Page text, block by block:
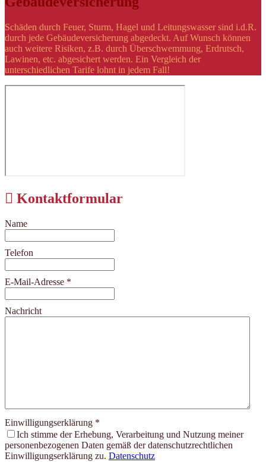
Schäden durch Feuer, Sturm, Hagel und Leitungswasser sind i.d.R.
durch jede Gebäudeversicherung abgedeckt. Auf Wunsch können
auch weitere Risiken, z.B. durch Überschwemmung, Erdrutsch,
Lawinen, etc. abgesichert werden. Ein Vergleich der
unterschiedlichen Tarife lohnt in jedem Fall!
Kontaktformular
Name
Telefon
E-Mail-Adresse *
Nachricht
Einwilligungserklärung *
Ich stimme der Erhebung, Verarbeitung und Nutzung meiner
personenbezogenen Daten gemäß der datenschutzrechtlichen
Einwilligungserklärung zu. Datenschutz